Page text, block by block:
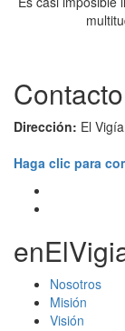
Contacto
Dirección: El
Haga clic para
Nosotros
Misión
Visión